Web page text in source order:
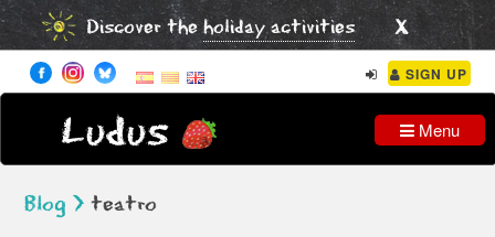
Discover theholiday activities x
SIGN UP
Ludus Menu
Blog > teatro